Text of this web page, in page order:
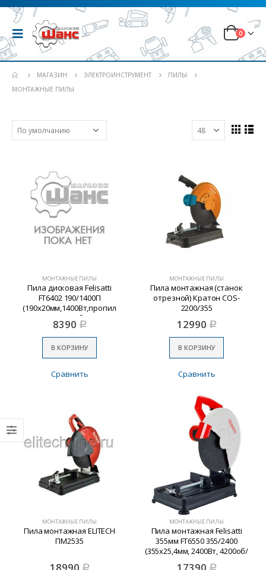
0
МАГАЗИН ЭЛЕКТРОИНСТРУМЕНТ
ПИЛЫ
МОНТАЖНЫЕ ПИЛЫ
МОНТАЖНЫЕ ПИЛЫ
Пила дисковая Felisatti
FT6402 190/1400П
(190х20мм,1400Вт,пропил
66мм,5000об/мин)
8390 Р
В КОРЗИНУ
Сравнить
МОНТАЖНЫЕ ПИЛЫ
Пила монтажная (станок
отрезной) Кратон COS-
2200/355
12990 Р
В КОРЗИНУ
Сравнить
МОНТАЖНЫЕ ПИЛЫ
Пила монтажная ELITECH
ПМ2535
18990 Р
МОНТАЖНЫЕ ПИЛЫ
Пила монтажная Felisatti
355мм FT6550 355/2400
(355х25,4мм, 2400Вт, 4200об/
17390 Р